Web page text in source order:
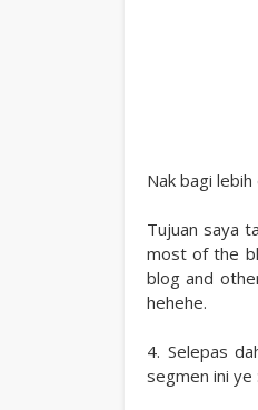
Nak bagi
Tujuan saya
most of the
blog and
hehehe.
4. Selepas
segmen ini ye